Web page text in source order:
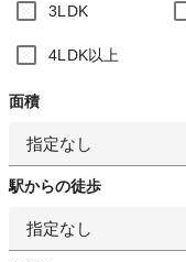
3LDK
4LDK以上
面積
指定なし
駅からの徒歩
指定なし